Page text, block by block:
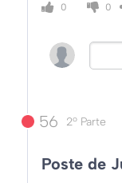
0 0
56 2º Parte
Poste de